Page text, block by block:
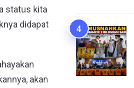
status kita
didapat
akan